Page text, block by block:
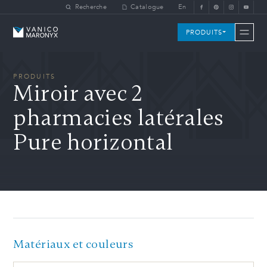
Skip to main contentRecherche Catalogue En
Vanico-Maronyx PRODUITS
PRODUITS
Miroir avec 2
pharmacies latérales
Pure horizontal
Matériaux et couleurs